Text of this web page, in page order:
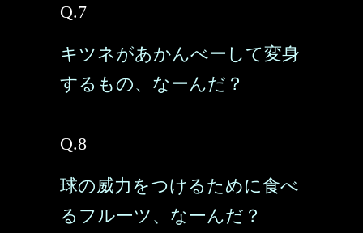
Q.7
キツネがあかんべーして変身
するもの、なーんだ？
Q.8
球の威力をつけるために食べ
るフルーツ、なーんだ？